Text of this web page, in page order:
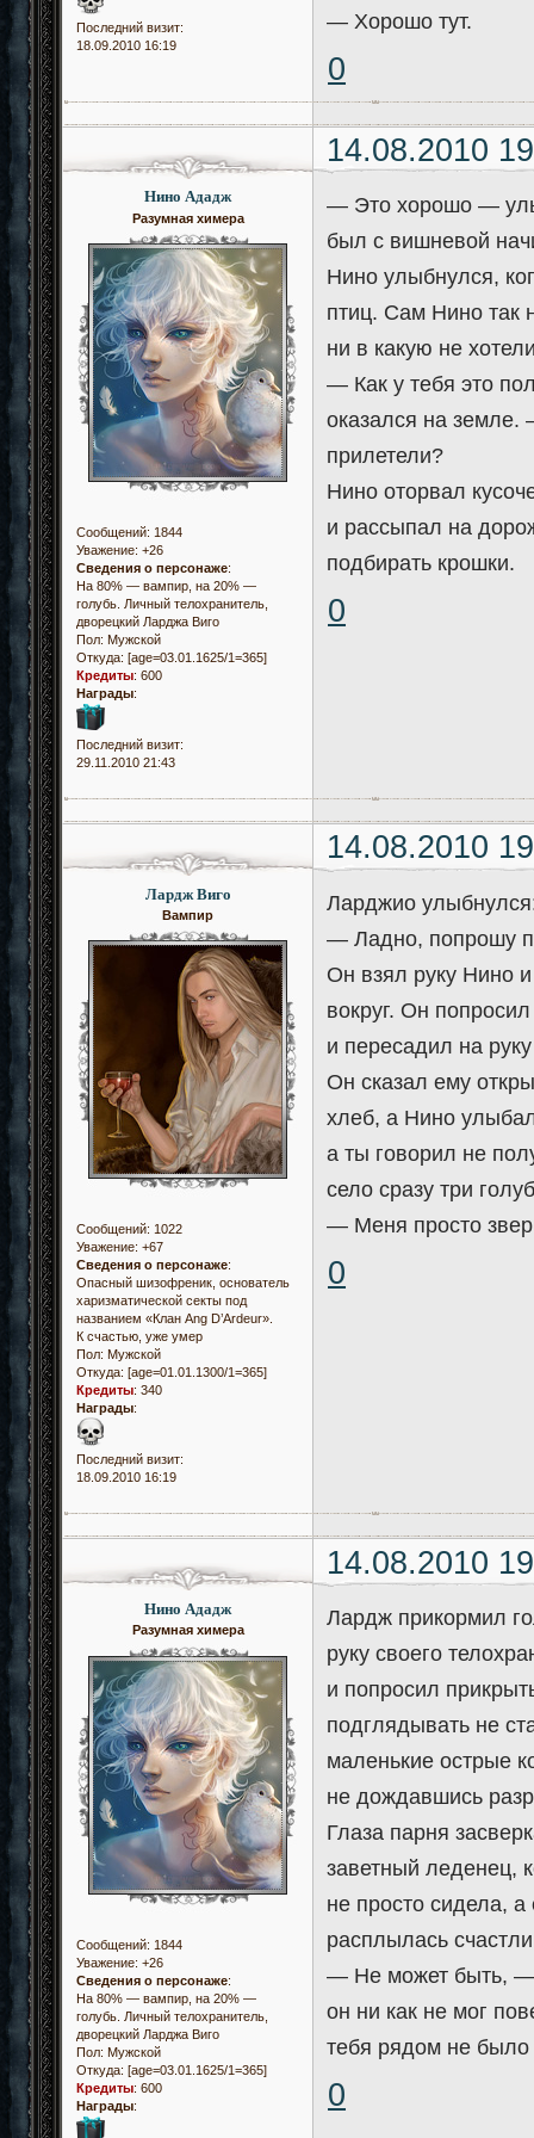
Последний визит:
18.09.2010 16:19
— Хорошо тут.
0
14.08.2010
Нино Ададж
Разумная химера
Сообщений: 1844
Уважение: +26
Сведения о персонаже:
На 80% — вампир, на 20% —
голубь. Личный телохранитель,
дворецкий Ларджа Виго
Пол: Мужской
Откуда: [age=03.01.1625/1=365]
Кредиты: 600
Награды:
Последний визит:
29.11.2010 21:43
— Это хорошо —
был с вишневой
Нино улыбнулся,
птиц. Сам Нино так
ни в какую не
— Как у тебя это
оказался на земле.
прилетели?
Нино оторвал
и рассыпал на
подбирать крошки.
0
14.08.2010
Лардж Виго
Вампир
Сообщений: 1022
Уважение: +67
Сведения о персонаже:
Опасный шизофреник, основатель
харизматической секты под
названием «Клан Ang D’Ardeur».
К счастью, уже умер
Пол: Мужской
Откуда: [age=01.01.1300/1=365]
Кредиты: 340
Награды:
Последний визит:
18.09.2010 16:19
Ларджио
— Ладно, попрошу
Он взял руку Нино
вокруг. Он
и пересадил на
Он сказал ему
хлеб, а Нино
а ты говорил не
село сразу три
— Меня просто
0
14.08.2010
Нино Ададж
Разумная химера
Сообщений: 1844
Уважение: +26
Сведения о персонаже:
На 80% — вампир, на 20% —
голубь. Личный телохранитель,
дворецкий Ларджа Виго
Пол: Мужской
Откуда: [age=03.01.1625/1=365]
Кредиты: 600
Награды:
Лардж прикормил
руку своего
и попросил
подглядывать не
маленькие острые
не дождавшись
Глаза парня
заветный леденец,
не просто сидела,
расплылась
— Не может быть, —
он ни как не мог
тебя рядом не
0